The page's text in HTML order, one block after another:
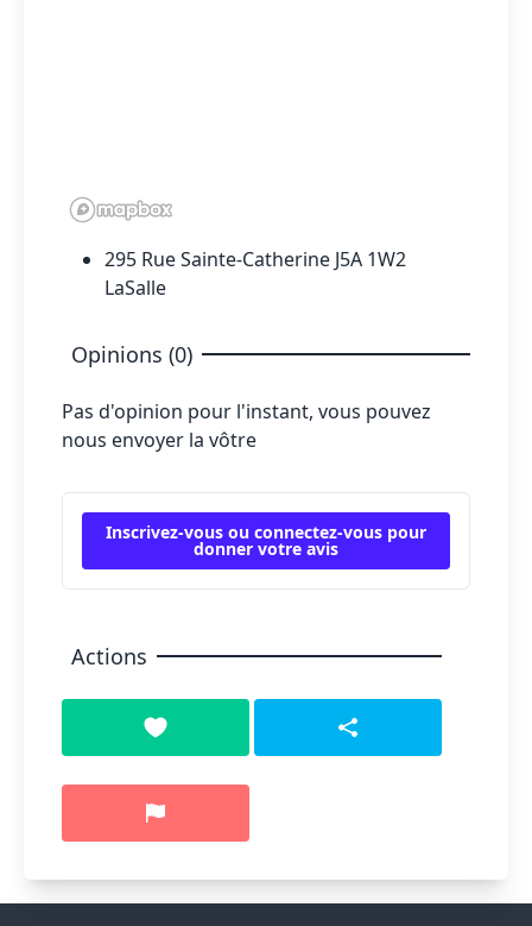
295 Rue Sainte-Catherine J5A 1W2
LaSalle
Opinions (0)
Pas d'opinion pour l'instant, vous pouvez
nous envoyer la vôtre
Inscrivez-vous ou connectez-vous pour
donner votre avis
Actions